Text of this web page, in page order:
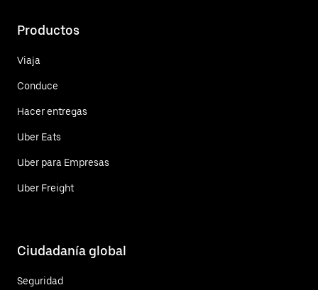
Productos
Viaja
Conduce
Hacer entregas
Uber Eats
Uber para Empresas
Uber Freight
Ciudadanía global
Seguridad